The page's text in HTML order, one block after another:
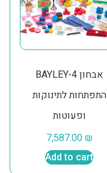
BAYLEY-4 אבחון
התפתחות לתינוקות
ופעוטות
7,587.00 ₪
Add to cart